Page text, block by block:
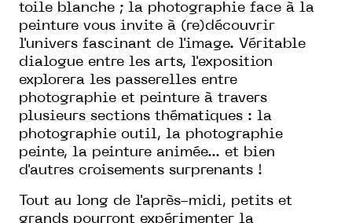
toile blanche ; la photographie face à la
peinture vous invite à (re)découvrir
l'univers fascinant de l'image. Véritable
dialogue entre les arts, l'exposition
explorera les passerelles entre
photographie et peinture à travers
plusieurs sections thématiques : la
photographie outil, la photographie
peinte, la peinture animée... et bien
d'autres croisements surprenants !
Tout au long de l'après-midi, petits et
grands pourront expérimenter la